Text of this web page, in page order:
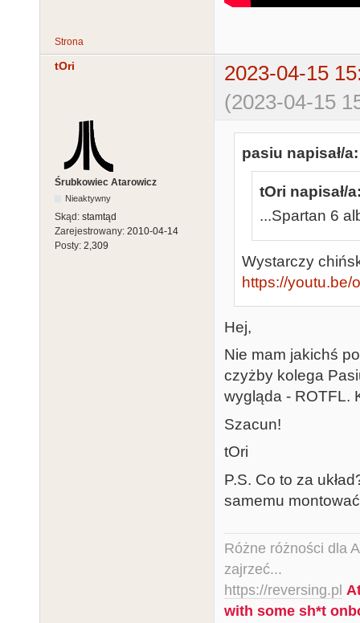
Strona
tOri
2023-04-15
(2023-04-15
Śrubkowiec Atarowicz
Nieaktywny
Skąd: stamtąd
Zarejestrowany: 2010-04-14
Posty: 2,309
pasiu napisał/a:
tOri napisał/
...Spartan 6
Wystarczy
https://youtu.be/
Hej,
Nie mam jakichś
czyżby kolega
wygląda - ROTFL.
Szacun!
tOri
P.S. Co to za
samemu
Różne różności dla
zajrzeć...
https://reversing.pl
with some sh*t